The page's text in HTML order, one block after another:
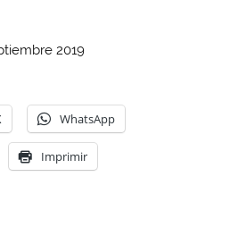
2019
WhatsApp
Imprimir